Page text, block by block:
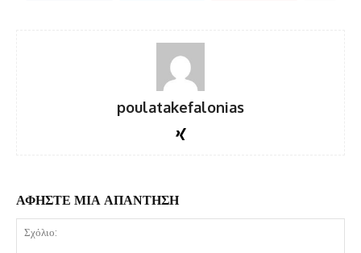
poulatakefalonias
ΑΦΗΣΤΕ ΜΙΑ ΑΠΑΝΤΗΣΗ